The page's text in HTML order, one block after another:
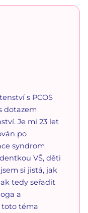
s PCOS
dotazem
Je mi 23 let
po
syndrom
VŠ, děti
si jistá, jak
tedy seřadit
a
toto téma